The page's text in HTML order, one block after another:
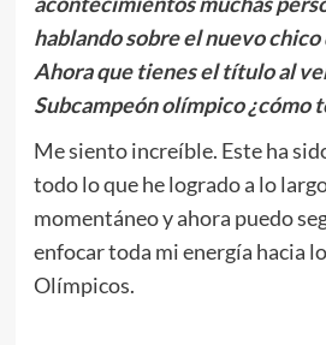
hablando sobre el nuevo chico
Ahora que tienes el título al
Subcampeón olímpico ¿cómo
Me siento increíble. Este ha
todo lo que he logrado a lo
momentáneo y ahora puedo
enfocar toda mi energía hacia
Olímpicos.